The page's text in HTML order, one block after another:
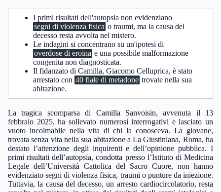
I primi risultati dell'autopsia non evidenziano
segni di violenza fisica o traumi, ma la causa del
decesso resta avvolta nel mistero.
Le indagini si concentrano su un'ipotesi di
overdose di eroina e una possibile malformazione
congenita non diagnosticata.
Il fidanzato di Camilla, Giacomo Celluprica, è stato
arrestato con 40 fiale di metadone trovate nella sua
abitazione.
La tragica scomparsa di Camilla Sanvoisin, avvenuta il 13
febbraio 2025, ha sollevato numerosi interrogativi e lasciato un
vuoto incolmabile nella vita di chi la conosceva. La giovane,
trovata senza vita nella sua abitazione a La Giustiniana, Roma, ha
destato l’attenzione degli inquirenti e dell’opinione pubblica. I
primi risultati dell’autopsia, condotta presso l’Istituto di Medicina
Legale dell’Università Cattolica del Sacro Cuore, non hanno
evidenziato segni di violenza fisica, traumi o punture da iniezione.
Tuttavia, la causa del decesso, un arresto cardiocircolatorio, resta